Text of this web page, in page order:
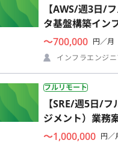
【AWS/週3日/
タ基盤構築イン
〜700,000 円／月
インフラエンジニ
フルリモート
【SRE/週5日/
ジメント）業務
〜1,000,000 円／